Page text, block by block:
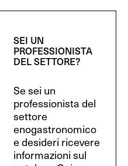
SEI UN
PROFESSIONISTA
DEL SETTORE?
Se sei un
professionista del
settore
enogastronomico
e desideri ricevere
informazioni sul